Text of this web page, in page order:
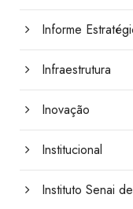
Informe
Infraestrutura
Inovação
Institucional
Instituto Senai